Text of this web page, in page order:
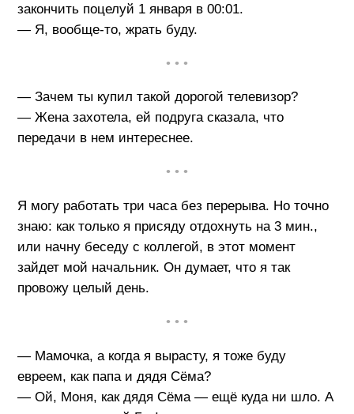
закончить поцелуй 1 января в 00:01.
— Я, вообще-то, жрать буду.
• • •
— Зачем ты купил такой дорогой телевизор?
— Жена захотела, ей подруга сказала, что
передачи в нем интереснее.
• • •
Я могу работать три часа без перерыва. Но точно
знаю: как только я присяду отдохнуть на 3 мин.,
или начну беседу с коллегой, в этот момент
зайдет мой начальник. Он думает, что я так
провожу целый день.
• • •
— Мамочка, а когда я вырасту, я тоже буду
евреем, как папа и дядя Сёма?
— Ой, Моня, как дядя Сёма — ещё куда ни шло. А